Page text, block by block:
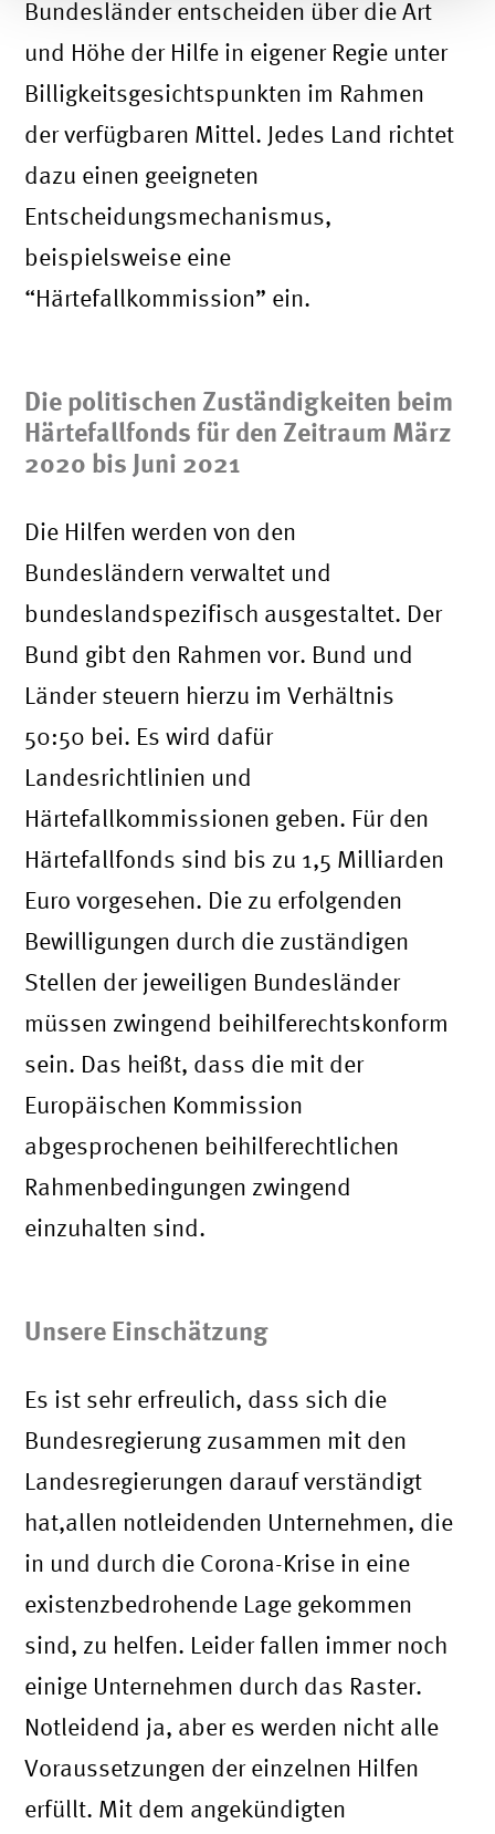
Bundesländer entscheiden über die Art
und Höhe der Hilfe in eigener Regie unter
Billigkeitsgesichtspunkten im Rahmen
der verfügbaren Mittel. Jedes Land richtet
dazu einen geeigneten
Entscheidungsmechanismus,
beispielsweise eine
“Härtefallkommission” ein.
Die politischen Zuständigkeiten beim
Härtefallfonds für den Zeitraum März
2020 bis Juni 2021
Die Hilfen werden von den
Bundesländern verwaltet und
bundeslandspezifisch ausgestaltet. Der
Bund gibt den Rahmen vor. Bund und
Länder steuern hierzu im Verhältnis
50:50 bei. Es wird dafür
Landesrichtlinien und
Härtefallkommissionen geben. Für den
Härtefallfonds sind bis zu 1,5 Milliarden
Euro vorgesehen. Die zu erfolgenden
Bewilligungen durch die zuständigen
Stellen der jeweiligen Bundesländer
müssen zwingend beihilferechtskonform
sein. Das heißt, dass die mit der
Europäischen Kommission
abgesprochenen beihilferechtlichen
Rahmenbedingungen zwingend
einzuhalten sind.
Unsere Einschätzung
Es ist sehr erfreulich, dass sich die
Bundesregierung zusammen mit den
Landesregierungen darauf verständigt
hat,allen notleidenden Unternehmen, die
in und durch die Corona-Krise in eine
existenzbedrohende Lage gekommen
sind, zu helfen. Leider fallen immer noch
einige Unternehmen durch das Raster.
Notleidend ja, aber es werden nicht alle
Voraussetzungen der einzelnen Hilfen
erfüllt. Mit dem angekündigten